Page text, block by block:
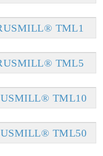
TML1
TML5
TML10
TML50